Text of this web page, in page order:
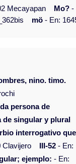
Mecayapan Mo? -
mö - En:
nino. timo.
persona de
de singular y plural
interrogativo que
Clavijero III-52 - En:
ejemplo: - En: